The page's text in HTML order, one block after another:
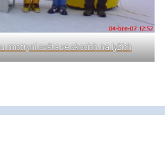
mistryní světa ve skocích na lyžích